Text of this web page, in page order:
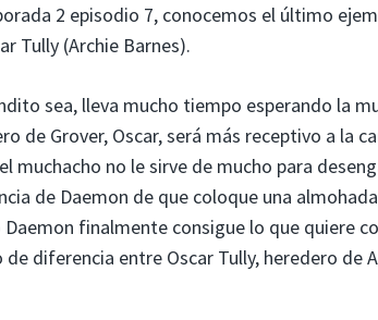
2 episodio 7, conocemos el último
Tully (Archie Barnes).
sea, lleva mucho tiempo esperando la
de Grover, Oscar, será más receptivo a la
muchacho no le sirve de mucho para
de Daemon de que coloque una
Daemon finalmente consigue lo que quiere
diferencia entre Oscar Tully, heredero de